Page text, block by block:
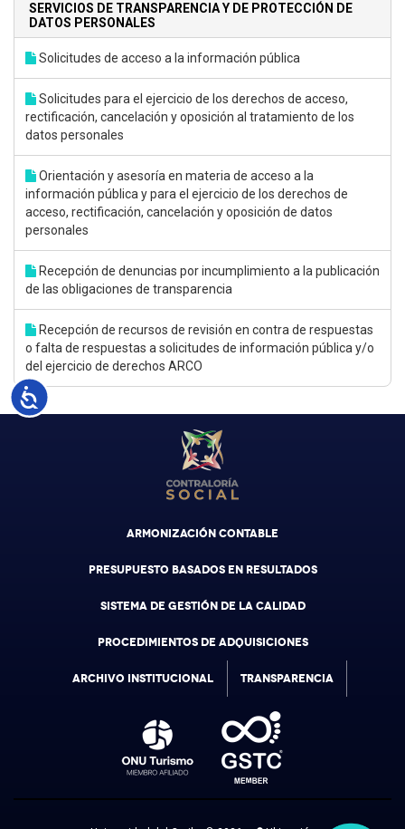
Accesibilidad
SERVICIOS DE TRANSPARENCIA Y DE PROTECCIÓN DE
DATOS PERSONALES
Solicitudes de acceso a la información pública
Solicitudes para el ejercicio de los derechos de acceso,
rectificación, cancelación y oposición al tratamiento de los
datos personales
Orientación y asesoría en materia de acceso a la
información pública y para el ejercicio de los derechos de
acceso, rectificación, cancelación y oposición de datos
personales
Recepción de denuncias por incumplimiento a la publicación
de las obligaciones de transparencia
Recepción de recursos de revisión en contra de respuestas
o falta de respuestas a solicitudes de información pública y/o
del ejercicio de derechos ARCO
ARMONIZACIÓN CONTABLE
PRESUPUESTO BASADOS EN RESULTADOS
SISTEMA DE GESTIÓN DE LA CALIDAD
PROCEDIMIENTOS DE ADQUISICIONES
ARCHIVO INSTITUCIONAL TRANSPARENCIA